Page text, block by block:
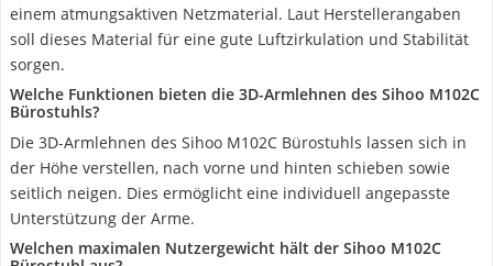
einem atmungsaktiven Netzmaterial. Laut Herstellerangaben
soll dieses Material für eine gute Luftzirkulation und Stabilität
sorgen.
Welche Funktionen bieten die 3D-Armlehnen des Sihoo M102C
Bürostuhls?
Die 3D-Armlehnen des Sihoo M102C Bürostuhls lassen sich in
der Höhe verstellen, nach vorne und hinten schieben sowie
seitlich neigen. Dies ermöglicht eine individuell angepasste
Unterstützung der Arme.
Welchen maximalen Nutzergewicht hält der Sihoo M102C